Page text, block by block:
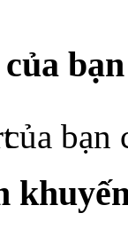
bạn
bạn